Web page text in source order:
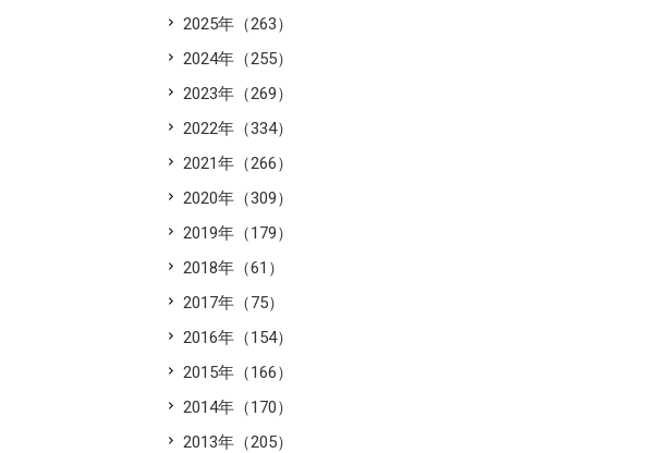
2025年（263）
2024年（255）
2023年（269）
2022年（334）
2021年（266）
2020年（309）
2019年（179）
2018年（61）
2017年（75）
2016年（154）
2015年（166）
2014年（170）
2013年（205）